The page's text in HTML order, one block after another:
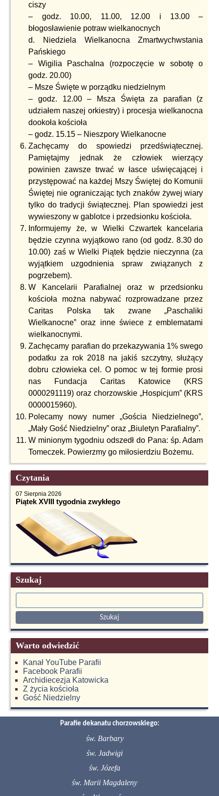
ciszy
– godz. 10.00, 11.00, 12.00 i 13.00 –
błogosławienie potraw wielkanocnych
d. Niedziela Wielkanocna Zmartwychwstania
Pańskiego
– Wigilia Paschalna (rozpoczęcie w sobotę o
godz. 20.00)
– Msze Święte w porządku niedzielnym
– godz. 12.00 – Msza Święta za parafian (z
udziałem naszej orkiestry) i procesja wielkanocna
dookoła kościoła
– godz. 15.15 – Nieszpory Wielkanocne
Zachęcamy do spowiedzi przedświątecznej.
Pamiętajmy jednak że człowiek wierzący
powinien zawsze trwać w łasce uświęcającej i
przystępować na każdej Mszy Świętej do Komunii
Świętej nie ograniczając tych znaków żywej wiary
tylko do tradycji świątecznej. Plan spowiedzi jest
wywieszony w gablotce i przedsionku kościoła.
Informujemy że, w Wielki Czwartek kancelaria
będzie czynna wyjątkowo rano (od godz. 8.30 do
10.00) zaś w Wielki Piątek będzie nieczynna (za
wyjątkiem uzgodnienia spraw związanych z
pogrzebem).
W Kancelarii Parafialnej oraz w przedsionku
kościoła można nabywać rozprowadzane przez
Caritas Polska tak zwane „Paschaliki
Wielkanocne” oraz inne świece z emblematami
wielkanocnymi.
Zachęcamy parafian do przekazywania 1% swego
podatku za rok 2018 na jakiś szczytny, służący
dobru człowieka cel. O pomoc w tej formie prosi
nas Fundacja Caritas Katowice (KRS
0000291119) oraz chorzowskie „Hospicjum” (KRS
0000015960).
Polecamy nowy numer „Gościa Niedzielnego”,
„Mały Gość Niedzielny” oraz „Biuletyn Parafialny”.
W minionym tygodniu odszedł do Pana: śp. Adam
Tomeczek. Powierzmy go miłosierdziu Bożemu.
Czytania
07 Sierpnia 2026
Piątek XVIII tygodnia zwykłego
Szukaj
Warto odwiedzić
Kanał YouTube Parafii
Facebook Parafii
Archidiecezja Katowicka
Z życia kościoła
Gość Niedzielny
Parafie dekanatu chorzowskiego:
św. Barbary
św. Jadwigi
św. Józefa
św. Marii Magdaleny